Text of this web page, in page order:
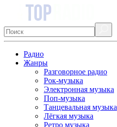
Радио
Жанры
Разговорное радио
Рок-музыка
Электронная музыка
Поп-музыка
Танцевальная музыка
Лёгкая музыка
Ретро музыка